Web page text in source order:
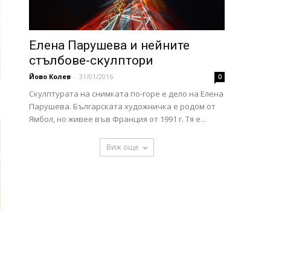
Елена Парушева и нейните
стълбове-скулптори
Йово Колев - 31/01/2016 0
Скулптурата на снимката по-горе е дело на Елена
Парушева. Българската художничка е родом от
Ямбол, но живее във Франция от 1991 г. Тя е...
Виж още